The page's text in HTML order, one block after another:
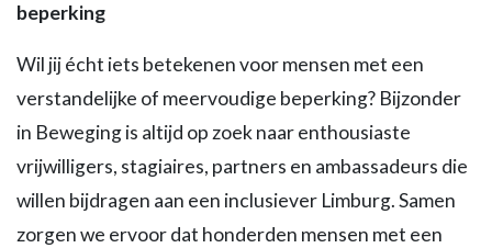
beperking
Wil jij écht iets betekenen voor mensen met een
verstandelijke of meervoudige beperking? Bijzonder
in Beweging is altijd op zoek naar enthousiaste
vrijwilligers, stagiaires, partners en ambassadeurs die
willen bijdragen aan een inclusiever Limburg. Samen
zorgen we ervoor dat honderden mensen met een